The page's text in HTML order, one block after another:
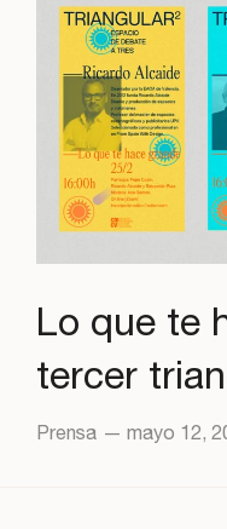
Lo que te
tercer
Prensa — mayo 12,